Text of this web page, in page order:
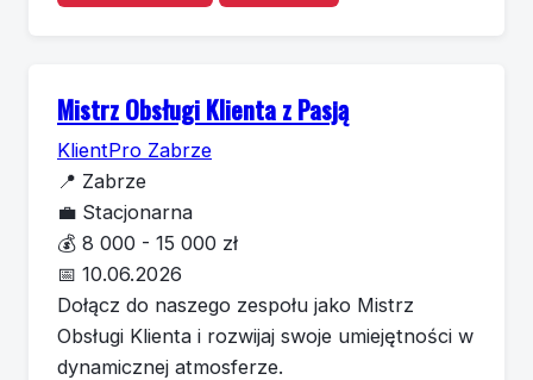
Mistrz Obsługi Klienta z Pasją
KlientPro Zabrze
📍 Zabrze
💼 Stacjonarna
💰 8 000 - 15 000 zł
📅 10.06.2026
Dołącz do naszego zespołu jako Mistrz
Obsługi Klienta i rozwijaj swoje umiejętności w
dynamicznej atmosferze.